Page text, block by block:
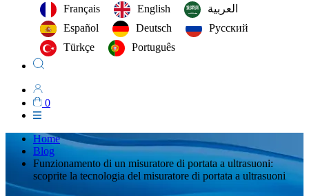
Français
English
العربية‏
Español
Deutsch
Русский
Türkçe
Português
0
Home
Blog
Funzionamento di un misuratore di portata a ultrasuoni:
scoprite la tecnologia del misuratore di portata a ultrasuoni